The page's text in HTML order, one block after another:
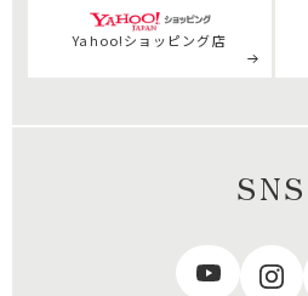
Yahoo!ショッピング店
SNS